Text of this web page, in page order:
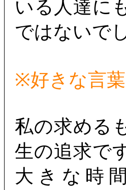
いる人達に
ではないで
※好きな言
私の求める
生の追求で
大きな時